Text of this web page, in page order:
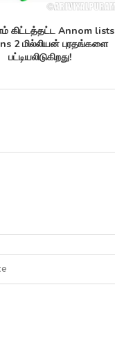
Annom lists
2 மில்லியன் புரதங்களை
பட்டியலிடுகிறது!